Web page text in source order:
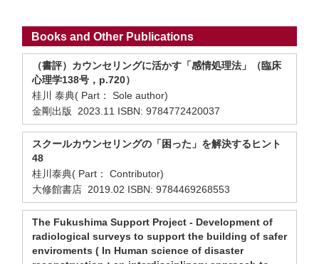
Books and Other Publications
（書評）カウンセリングに活かす「感情処理法」（臨床
心理学138号，p.720）
桂川 泰典( Part： Sole author)
金剛出版 2023.11 ISBN: 9784772420037
スクールカウンセリングの「困った」を解決するヒント
48
桂川泰典( Part： Contributor)
大修館書店 2019.02 ISBN: 9784469268553
The Fukushima Support Project - Development of
radiological surveys to support the building of safer
enviroments ( In Human science of disaster